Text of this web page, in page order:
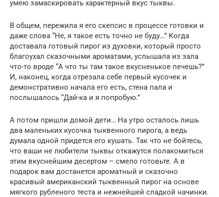
умею замаскировать характерный вкус тыквы.
В общем, пережила я его скепсис в процессе готовки и
даже слова “Не, я такое есть точно не буду…” Когда
доставала готовый пирог из духовки, который просто
благоухал сказочными ароматами, услышала из зала
что-то вроде “А что ты там такое вкусненькое печешь?”
И, наконец, когда отрезала себе первый кусочек и
демонстративно начала его есть, стена пала и
послышалось “Дай-ка и я попробую.”
А потом пришли домой дети… На утро осталось лишь
два маленьких кусочка тыквенного пирога, а ведь
думала одной придется его кушать. Так что не бойтесь,
что ваши не любители тыквы откажутся полакомиться
этим вкуснейшим десертом – смело готовьте. А в
подарок вам достанется ароматный и сказочно
красивый американский тыквенный пирог на основе
мягкого рубленого теста и нежнейшей сладкой начинки.